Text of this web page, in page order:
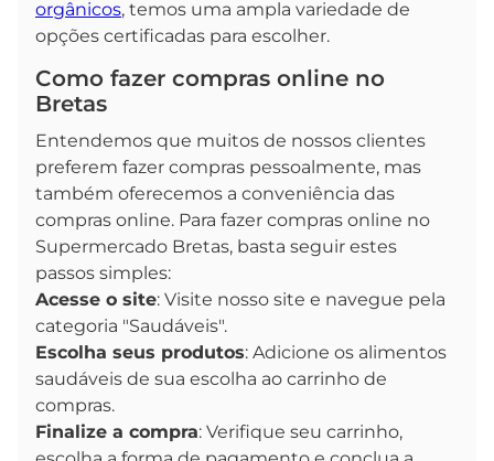
orgânicos, temos uma ampla variedade de
opções certificadas para escolher.
Como fazer compras online no
Bretas
Entendemos que muitos de nossos clientes
preferem fazer compras pessoalmente, mas
também oferecemos a conveniência das
compras online. Para fazer compras online no
Supermercado Bretas, basta seguir estes
passos simples:
Acesse o site: Visite nosso site e navegue pela
categoria "Saudáveis".
Escolha seus produtos: Adicione os alimentos
saudáveis de sua escolha ao carrinho de
compras.
Finalize a compra: Verifique seu carrinho,